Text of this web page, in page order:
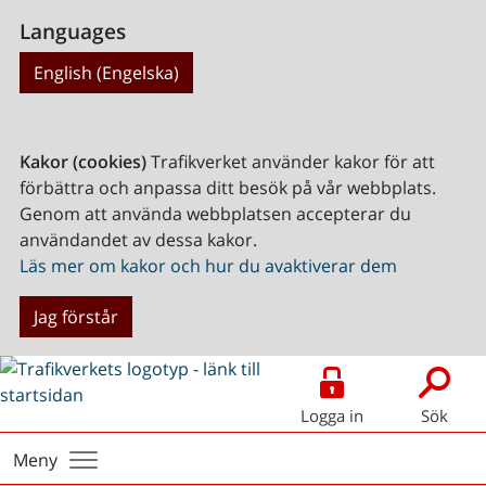
Languages
English (Engelska)
Kakor (cookies)Trafikverket använder kakor för att
förbättra och anpassa ditt besök på vår webbplats.
Genom att använda webbplatsen accepterar du
användandet av dessa kakor.
Läs mer om kakor och hur du avaktiverar dem
Jag förstår
Logga in Sök
Meny